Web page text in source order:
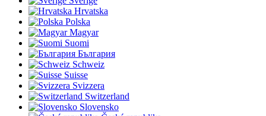
Hrvatska
Polska
Magyar
Suomi
България
Schweiz
Suisse
Svizzera
Switzerland
Slovensko